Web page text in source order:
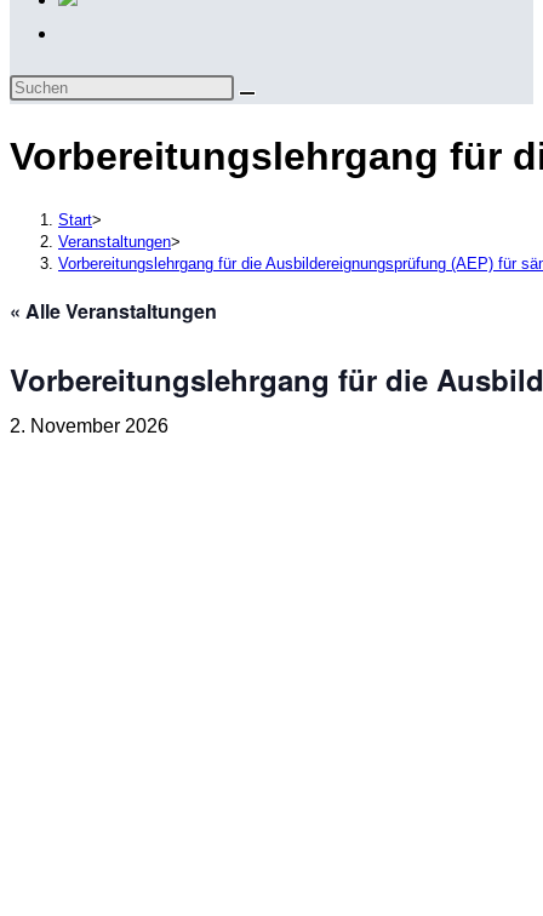
umschalten
Diese
durchsuchen
Vorbereitungslehrgang für
Start>
Veranstaltungen>
Vorbereitungslehrgang für die Ausbildereignungsprüfung (AEP) für
« Alle Veranstaltungen
Vorbereitungslehrgang für die
2. November 2026